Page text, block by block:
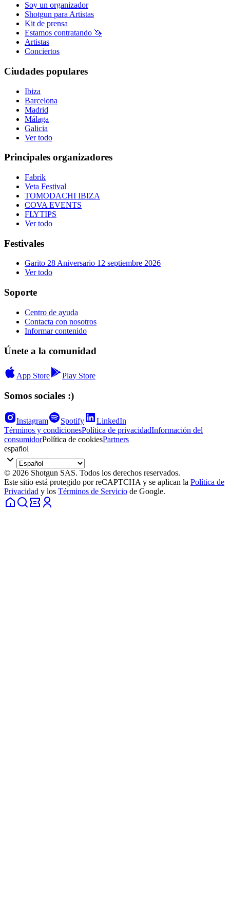
Soy un organizador
Shotgun para Artistas
Kit de prensa
Estamos contratando 🦄
Artistas
Conciertos
Ciudades populares
Ibiza
Barcelona
Madrid
Málaga
Galicia
Ver todo
Principales organizadores
Fabrik
Veta Festival
TOMODACHI IBIZA
COVA EVENTS
FLYTIPS
Ver todo
Festivales
Garito 28 Aniversario 12 septiembre 2026
Ver todo
Soporte
Centro de ayuda
Contacta con nosotros
Informar contenido
Únete a la comunidad
App Store Play Store
Somos sociales :)
Instagram Spotify
LinkedIn
Términos y condicionesPolítica de privacidadInformación del
consumidorPolítica de cookiesPartners
español
© 2026 Shotgun SAS. Todos los derechos reservados.
Este sitio está protegido por reCAPTCHA y se aplican la Política de
Privacidad y los Términos de Servicio de Google.